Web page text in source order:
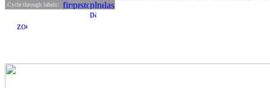
Cycle through labels: